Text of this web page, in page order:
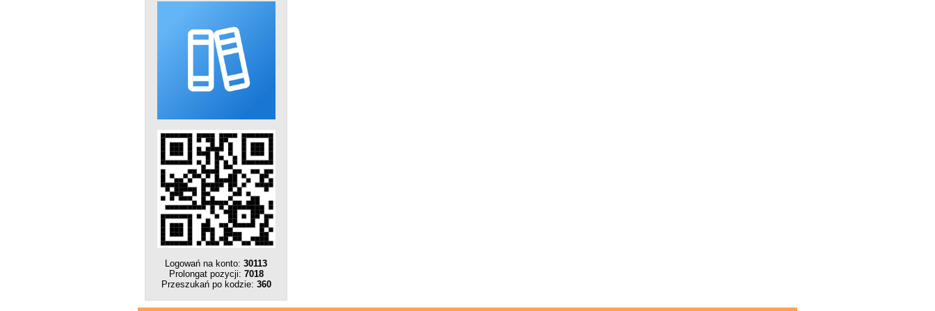
Logowań na konto: 30113
Prolongat pozycji: 7018
Przeszukań po kodzie: 360